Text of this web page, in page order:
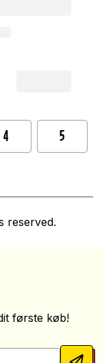
4 5
reserved.
første køb!